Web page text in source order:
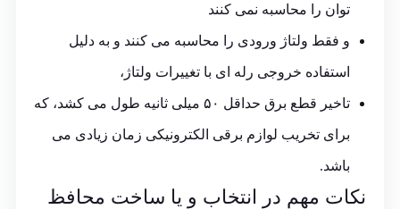
توان را محاسبه نمی کنند
و فقط ولتاژ ورودی را محاسبه می کنند و به دلیل
استفاده خروجی رله ای با تغییرات ولتاژ،
تاخیر قطع برق حداقل ۵۰ میلی ثانیه طول می کشد، که
برای تخریب لوازم برقی الکترونیکی زمان زیادی می
باشد.
نکات مهم در انتخاب و یا ساخت محافظ